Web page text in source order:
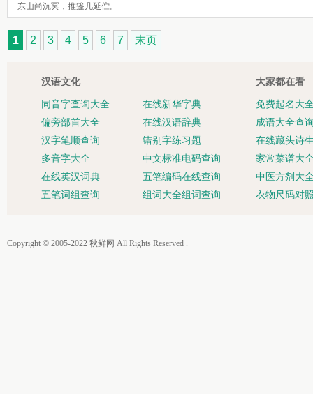
东山尚沉冥，推篷几延伫。
1 2 3 4 5 6 7 末页
汉语文化
同音字查询大全
在线新华字典
偏旁部首大全
在线汉语辞典
汉字笔顺查询
错别字练习题
多音字大全
中文标准电码查询
在线英汉词典
五笔编码在线查询
五笔词组查询
组词大全组词查询
大家都在看
免费起名大
成语大全查
在线藏头诗
家常菜谱大
中医方剂大
衣物尺码对
Copyright © 2005-2022 秋鲜网 All Rights Reserved .